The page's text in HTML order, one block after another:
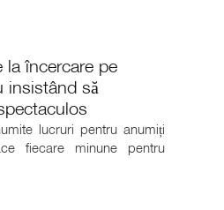
la încercare pe
insistând să
lucruri pentru anumiți
fiecare minune pentru